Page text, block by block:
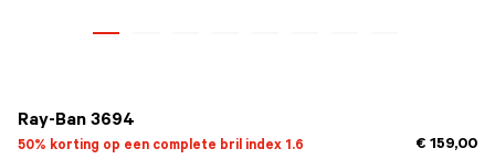
Ray-Ban 3694
50% korting op een complete bril index 1.6 € 159,00